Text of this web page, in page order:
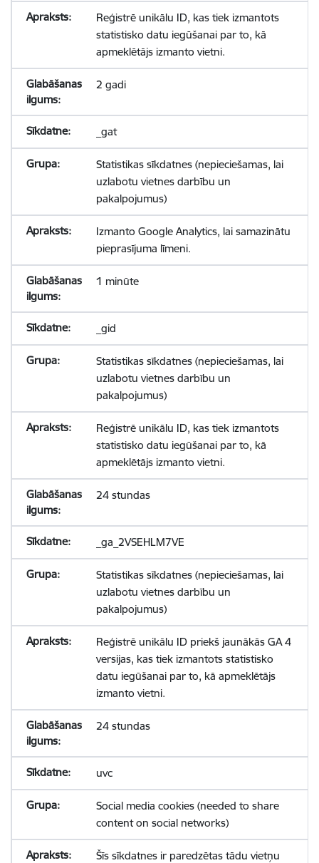
Reģistrē unikālu ID, kas tiek izmantots
statistisko datu iegūšanai par to, kā
apmeklētājs izmanto vietni.
2 gadi
_gat
Statistikas sīkdatnes (nepieciešamas, lai
uzlabotu vietnes darbību un
pakalpojumus)
Izmanto Google Analytics, lai samazinātu
pieprasījuma līmeni.
1 minūte
_gid
Statistikas sīkdatnes (nepieciešamas, lai
uzlabotu vietnes darbību un
pakalpojumus)
Reģistrē unikālu ID, kas tiek izmantots
statistisko datu iegūšanai par to, kā
apmeklētājs izmanto vietni.
24 stundas
_ga_2VSEHLM7VE
Statistikas sīkdatnes (nepieciešamas, lai
uzlabotu vietnes darbību un
pakalpojumus)
Reģistrē unikālu ID priekš jaunākās GA 4
versijas, kas tiek izmantots statistisko
datu iegūšanai par to, kā apmeklētājs
izmanto vietni.
24 stundas
uvc
Social media cookies (needed to share
content on social networks)
Šīs sīkdatnes ir paredzētas tādu vietņu